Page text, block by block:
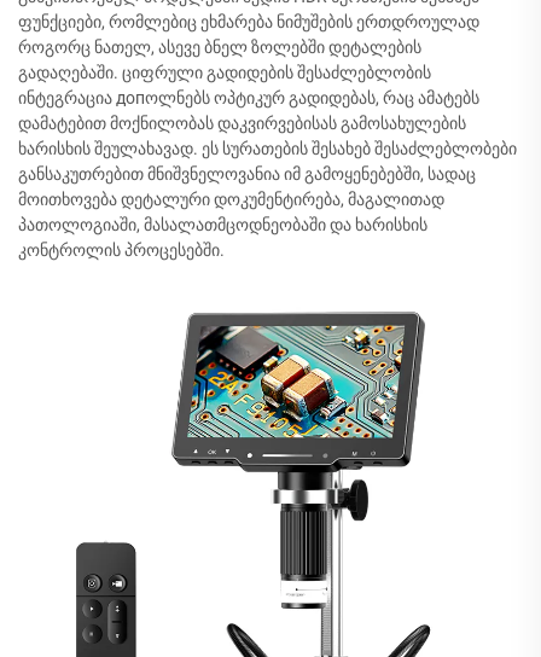
ფუნქციები, რომლებიც ეხმარება ნიმუშების ერთდროულად
როგორც ნათელ, ასევე ბნელ ზოლებში დეტალების
გადაღებაში. ციფრული გადიდების შესაძლებლობის
ინტეგრაცია допოლნებს ოპტიკურ გადიდებას, რაც ამატებს
დამატებით მოქნილობას დაკვირვებისას გამოსახულების
ხარისხის შეულახავად. ეს სურათების შესახებ შესაძლებლობები
განსაკუთრებით მნიშვნელოვანია იმ გამოყენებებში, სადაც
მოითხოვება დეტალური დოკუმენტირება, მაგალითად
პათოლოგიაში, მასალათმცოდნეობაში და ხარისხის
კონტროლის პროცესებში.